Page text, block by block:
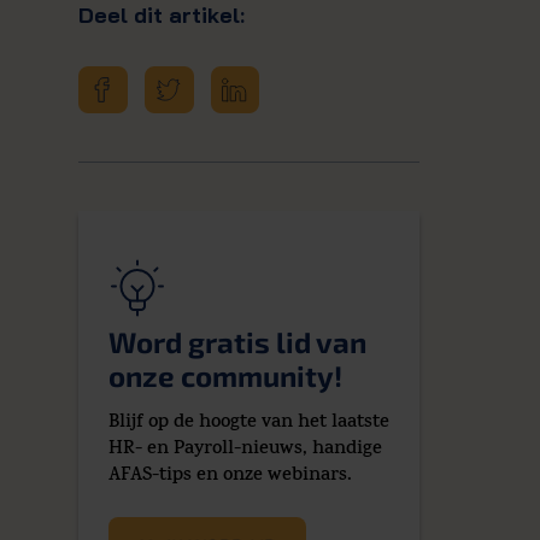
Deel dit artikel:
Word gratis lid van
onze community!
Blijf op de hoogte van het laatste
HR- en Payroll-nieuws, handige
AFAS-tips en onze webinars.